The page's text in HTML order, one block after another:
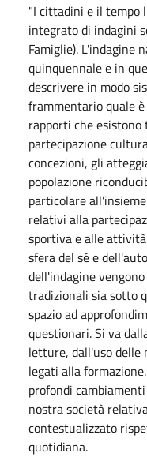
"I cittadini e il tempo
integrato di indagini
Famiglie). L'indagine
quinquennale e in
descrivere in modo
frammentario quale
rapporti che
partecipazione
concezioni, gli
popolazione
particolare
relativi alla
sportiva e alle
sfera del sé e
dell'indagine
tradizionali sia sotto
spazio ad
questionari. Si va
letture, dall'uso delle
legati alla
profondi
nostra società
contestualizzato
quotidiana.